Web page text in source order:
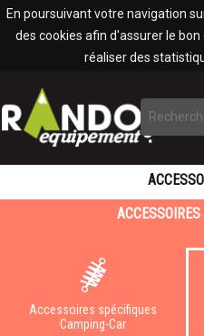
En poursuivant votre navigation
des cookies afin d'assurer le
réaliser des
Accessoires spécifiques
Camping-Car
Panneau de gestion des cookies